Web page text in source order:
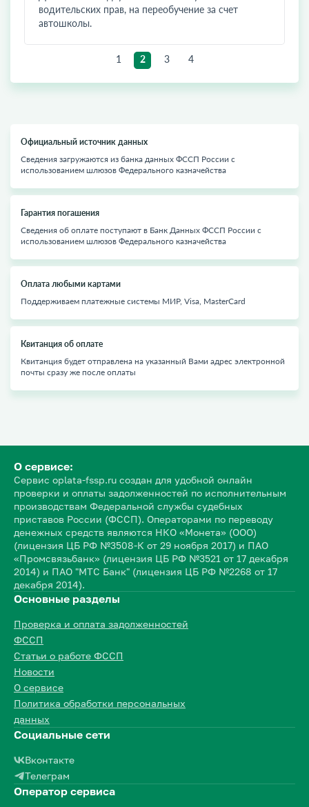
водительских прав, на переобучение за счет
автошколы.
1 2 3 4
Официальный источник данных
Сведения загружаются из банка данных ФССП России с
использованием шлюзов Федерального казначейства
Гарантия погашения
Сведения об оплате поступают в Банк Данных ФССП России с
использованием шлюзов Федерального казначейства
Оплата любыми картами
Поддерживаем платежные системы МИР, Visa, MasterCard
Квитанция об оплате
Квитанция будет отправлена на указанный Вами адрес электронной
почты сразу же после оплаты
О сервисе:
Сервис oplata-fssp.ru создан для удобной онлайн
проверки и оплаты задолженностей по исполнительным
производствам Федеральной службы судебных
приставов России (ФССП). Операторами по переводу
денежных средств являются НКО «Монета» (ООО)
(лицензия ЦБ РФ №3508-К от 29 ноября 2017) и ПАО
«Промсвязьбанк» (лицензия ЦБ РФ №3521 от 17 декабря
2014) и ПАО "МТС Банк" (лицензия ЦБ РФ №2268 от 17
декабря 2014).
Основные разделы
Проверка и оплата задолженностей
ФССП
Статьи о работе ФССП
Новости
О сервисе
Политика обработки персональных
данных
Социальные сети
Вконтакте
Телеграм
Оператор сервиса